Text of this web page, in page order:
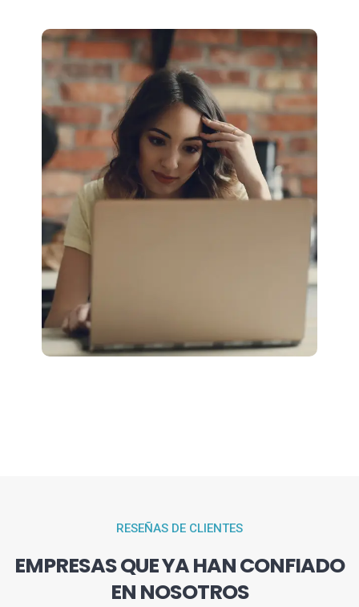
RESEÑAS DE CLIENTES
EMPRESAS QUE YA HAN CONFIADO
EN NOSOTROS